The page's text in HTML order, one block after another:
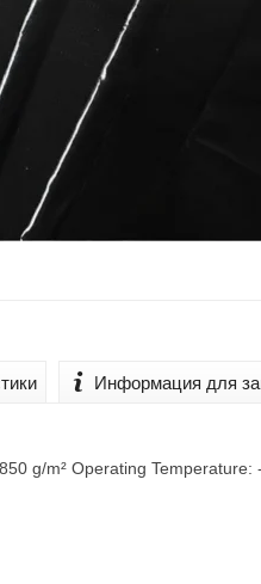
Информация для
g/m² Operating